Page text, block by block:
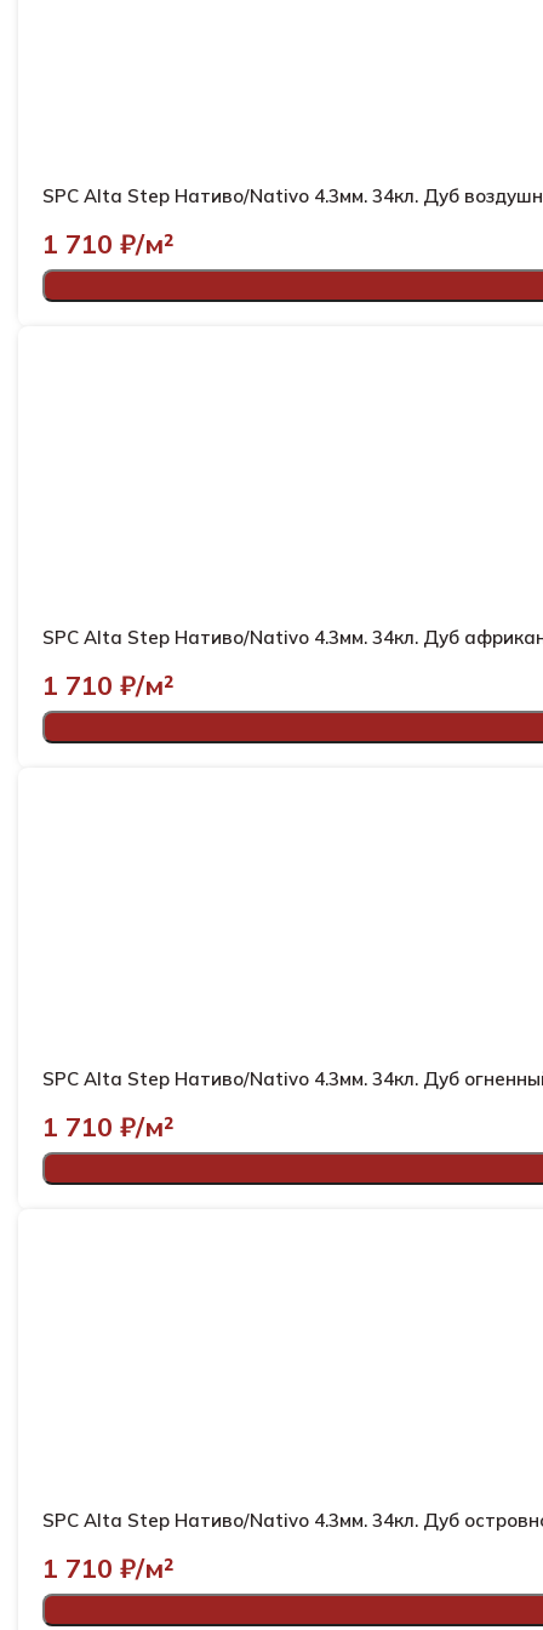
SPC Alta Step Нативо/Nativo 4.3мм. 34кл. Дуб
1 710 ₽/м²
SPC Alta Step Нативо/Nativo 4.3мм. 34кл.
1 710 ₽/м²
SPC Alta Step Нативо/Nativo 4.3мм. 34кл. Дуб
1 710 ₽/м²
SPC Alta Step Нативо/Nativo 4.3мм. 34кл. Дуб
1 710 ₽/м²